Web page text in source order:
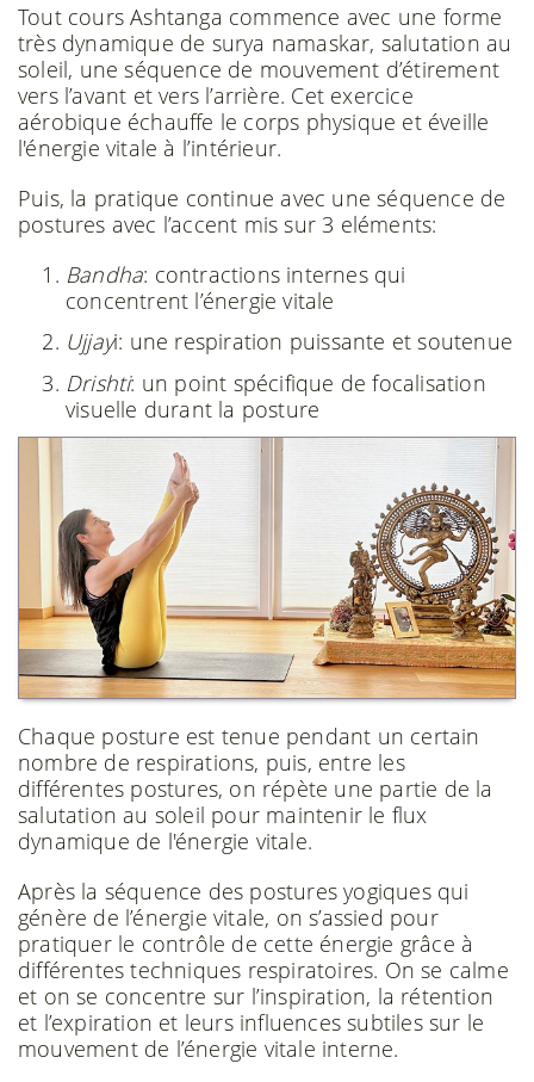
Tout cours Ashtanga commence avec une forme
très dynamique de surya namaskar, salutation au
soleil, une séquence de mouvement d’étirement
vers l’avant et vers l’arrière. Cet exercice
aérobique échauffe le corps physique et éveille
l'énergie vitale à l’intérieur.
Puis, la pratique continue avec une séquence de
postures avec l’accent mis sur 3 eléments:
Bandha: contractions internes qui
concentrent l’énergie vitale
Ujjayi: une respiration puissante et soutenue
Drishti: un point spécifique de focalisation
visuelle durant la posture
Chaque posture est tenue pendant un certain
nombre de respirations, puis, entre les
différentes postures, on répète une partie de la
salutation au soleil pour maintenir le flux
dynamique de l'énergie vitale.
Après la séquence des postures yogiques qui
génère de l’énergie vitale, on s’assied pour
pratiquer le contrôle de cette énergie grâce à
différentes techniques respiratoires. On se calme
et on se concentre sur l’inspiration, la rétention
et l’expiration et leurs influences subtiles sur le
mouvement de l’énergie vitale interne.